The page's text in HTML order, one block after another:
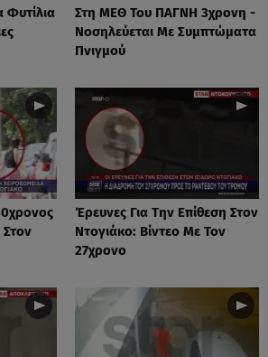
Φυτίλια
Στη ΜΕΘ Του ΠΑΓΝΗ 3χρονη -
Νοσηλεύεται Με Συμπτώματα
Πνιγμού
Στον
Έρευνες Για Την Επίθεση Στον
Ντογιάκο: Βίντεο Με Τον
27χρονο